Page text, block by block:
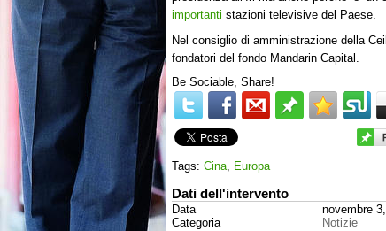
importanti stazioni televisive del Paese.
Nel consiglio di amministrazione della
fondatori del fondo Mandarin Capital.
Be Sociable, Share!
Tags: Cina, Europa
Dati dell'intervento
Data
Categoria
novembre
Notizie